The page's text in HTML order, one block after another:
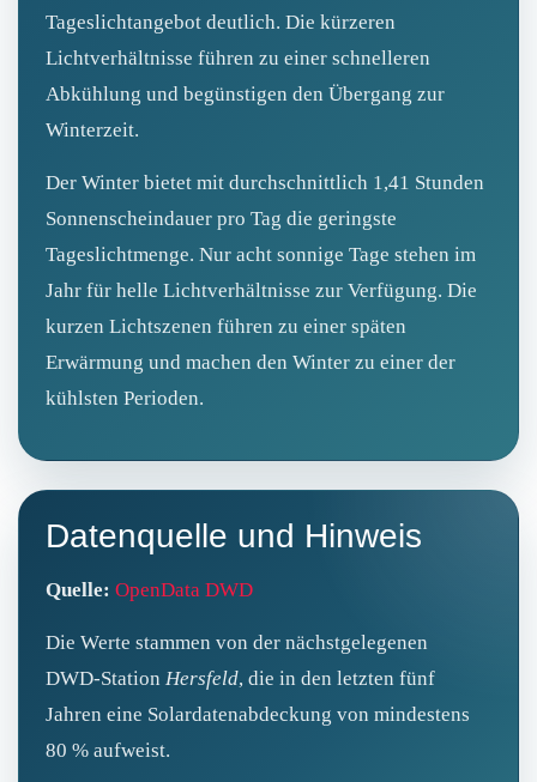
Tageslichtangebot deutlich. Die kürzeren
Lichtverhältnisse führen zu einer schnelleren
Abkühlung und begünstigen den Übergang zur
Winterzeit.
Der Winter bietet mit durchschnittlich 1,41 Stunden
Sonnenscheindauer pro Tag die geringste
Tageslichtmenge. Nur acht sonnige Tage stehen im
Jahr für helle Lichtverhältnisse zur Verfügung. Die
kurzen Lichtszenen führen zu einer späten
Erwärmung und machen den Winter zu einer der
kühlsten Perioden.
Datenquelle und Hinweis
Quelle: OpenData DWD
Die Werte stammen von der nächstgelegenen
DWD‑Station Hersfeld, die in den letzten fünf
Jahren eine Solardatenabdeckung von mindestens
80 % aufweist.